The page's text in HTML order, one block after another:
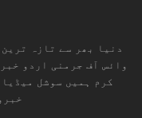
دنیا بھر سے تازہ
وائس آف جرمنی اردو
کرم ہمیں سوشل